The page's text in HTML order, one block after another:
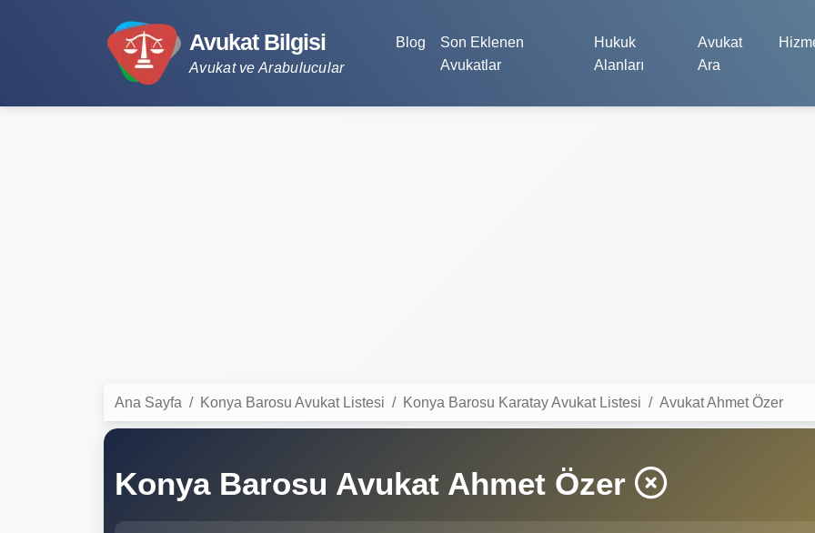
Avukat Bilgisi
Avukat ve Arabulucular
Blog
Son Eklenen
Avukatlar
Hukuk
Alanları
Avukat
Ara
Ana Sayfa Konya Barosu Avukat Listesi Konya Barosu Karatay Avukat Listesi Avukat Ahmet Özer
Konya Barosu Avukat Ahmet Özer